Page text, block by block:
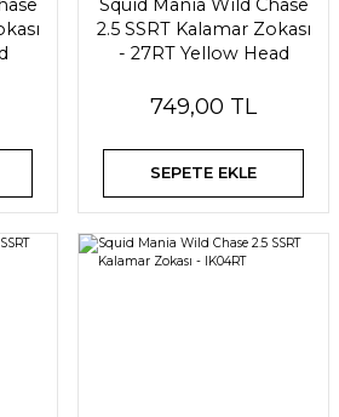
Squid Mania Wild Chase
2.5 SSRT Kalamar Zokası
- 27RT Yellow Head
749,00 TL
SEPETE EKLE